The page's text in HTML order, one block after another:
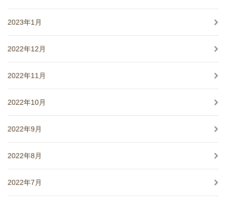
2023年1月
2022年12月
2022年11月
2022年10月
2022年9月
2022年8月
2022年7月